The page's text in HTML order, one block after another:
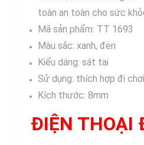
toàn an toàn cho sức
Mã sản phẩm: TT 1693
Màu sắc: xanh, đen
Kiểu dáng: sát tai
Sử dụng: thích hợp đi
Kích thước: 8mm
ĐIỆN THOẠI